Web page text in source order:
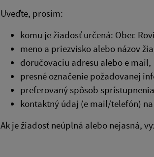
Uveďte, prosím:
komu je žiadosť určená: Obec
meno a priezvisko alebo názov
doručovaciu adresu alebo e mail,
presné označenie požadovanej
preferovaný spôsob
kontaktný údaj (e mail/telefón)
Ak je žiadosť neúplná alebo nejasná,